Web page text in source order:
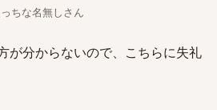
ちな名無しさん
が分からないので、こちらに失礼